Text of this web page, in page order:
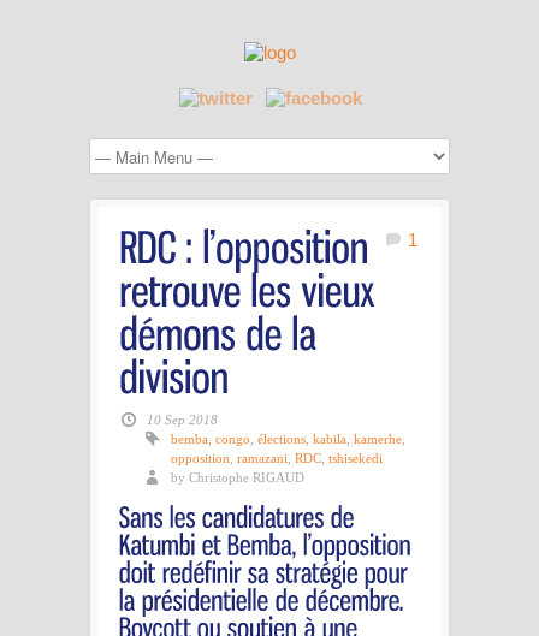
1
10 Sep 2018
bemba congo élections kabila kamerhe
opposition ramazani RDC tshisekedi
by Christophe RIGAUD